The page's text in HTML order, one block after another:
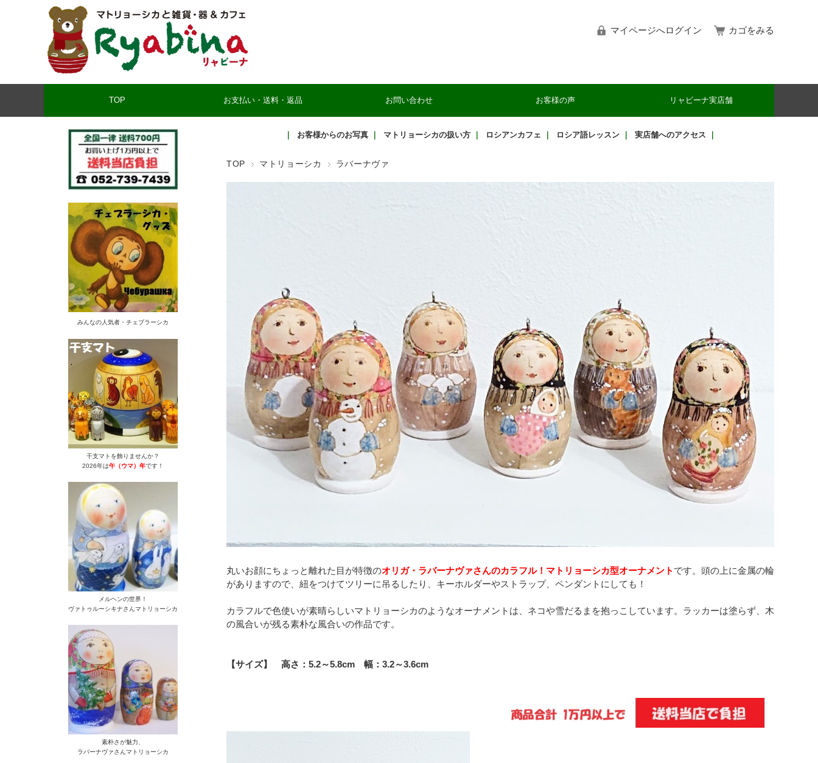
マイページへログイン カゴをみる
TOP お支払い・送料・返品 お問い合わせ お客様の声 リャビーナ実店舗
お客様からのお写真 マトリョーシカの扱い方 ロシアンカフェ ロシア語レッスン 実店舗へのアクセス
TOP マトリョーシカ ラバーナヴァ
丸いお顔にちょっと離れた目が特徴のオリガ・ラバーナヴァさんのカラフル！マトリョーシカ型オーナメント です。頭の上に金属の輪
がありますので、紐をつけてツリーに吊るしたり、キーホルダーやストラップ、ペンダントにしても！
カラフルで色使いが素晴らしいマトリョーシカのようなオーナメントは、ネコや雪だるまを抱っこしています。ラッカーは塗らず、木
の風合いが残る素朴な風合いの作品です。
【サイズ】 高さ：5.2～5.8cm 幅：3.2～3.6cm
みんなの人気者・チェブラーシカ
干支マトを飾りませんか？
2026年は午（ウマ）年です！
メルヘンの世界！
ヴァトゥルーシキナさんマトリョーシカ
素朴さが魅力、
ラバーナヴァさんマトリョーシカ